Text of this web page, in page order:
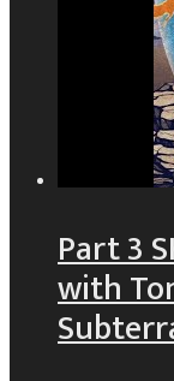
Part 3
with